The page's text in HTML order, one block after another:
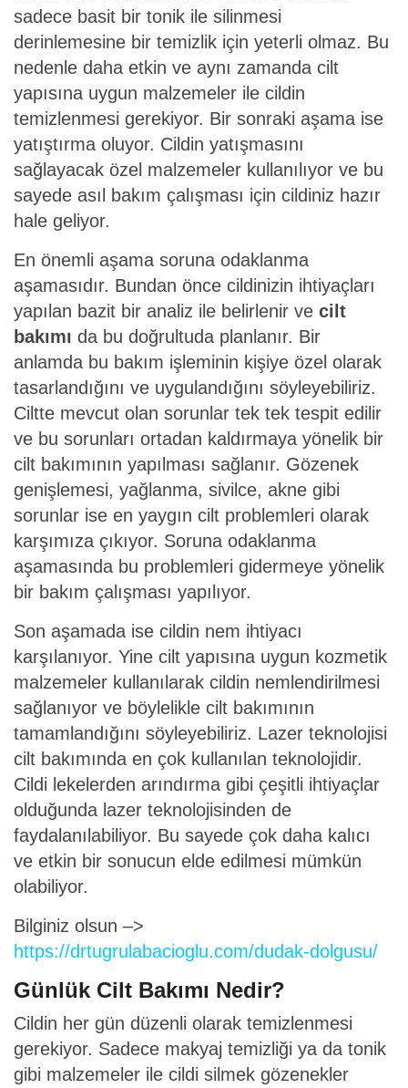
sadece basit bir tonik ile silinmesi
derinlemesine bir temizlik için yeterli olmaz. Bu
nedenle daha etkin ve aynı zamanda cilt
yapısına uygun malzemeler ile cildin
temizlenmesi gerekiyor. Bir sonraki aşama ise
yatıştırma oluyor. Cildin yatışmasını
sağlayacak özel malzemeler kullanılıyor ve bu
sayede asıl bakım çalışması için cildiniz hazır
hale geliyor.
En önemli aşama soruna odaklanma
aşamasıdır. Bundan önce cildinizin ihtiyaçları
yapılan bazit bir analiz ile belirlenir ve cilt
bakımı da bu doğrultuda planlanır. Bir
anlamda bu bakım işleminin kişiye özel olarak
tasarlandığını ve uygulandığını söyleyebiliriz.
Ciltte mevcut olan sorunlar tek tek tespit edilir
ve bu sorunları ortadan kaldırmaya yönelik bir
cilt bakımının yapılması sağlanır. Gözenek
genişlemesi, yağlanma, sivilce, akne gibi
sorunlar ise en yaygın cilt problemleri olarak
karşımıza çıkıyor. Soruna odaklanma
aşamasında bu problemleri gidermeye yönelik
bir bakım çalışması yapılıyor.
Son aşamada ise cildin nem ihtiyacı
karşılanıyor. Yine cilt yapısına uygun kozmetik
malzemeler kullanılarak cildin nemlendirilmesi
sağlanıyor ve böylelikle cilt bakımının
tamamlandığını söyleyebiliriz. Lazer teknolojisi
cilt bakımında en çok kullanılan teknolojidir.
Cildi lekelerden arındırma gibi çeşitli ihtiyaçlar
olduğunda lazer teknolojisinden de
faydalanılabiliyor. Bu sayede çok daha kalıcı
ve etkin bir sonucun elde edilmesi mümkün
olabiliyor.
Bilginiz olsun –>
https://drtugrulabacioglu.com/dudak-dolgusu/
Günlük Cilt Bakımı Nedir?
Cildin her gün düzenli olarak temizlenmesi
gerekiyor. Sadece makyaj temizliği ya da tonik
gibi malzemeler ile cildi silmek gözenekler